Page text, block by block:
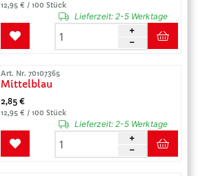
12,95 € / 100 Stück
Lieferzeit:2-5 Werktage
Art. Nr. 70107365
Mittelblau
2,85 €
12,95 € / 100 Stück
Lieferzeit:2-5 Werktage